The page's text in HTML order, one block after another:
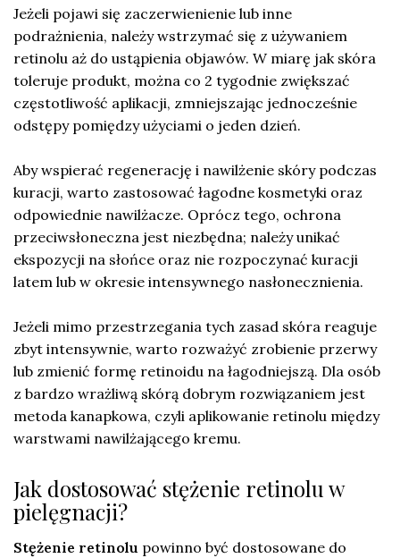
Jeżeli pojawi się zaczerwienienie lub inne
podrażnienia, należy wstrzymać się z używaniem
retinolu aż do ustąpienia objawów. W miarę jak skóra
toleruje produkt, można co 2 tygodnie zwiększać
częstotliwość aplikacji, zmniejszając jednocześnie
odstępy pomiędzy użyciami o jeden dzień.
Aby wspierać regenerację i nawilżenie skóry podczas
kuracji, warto zastosować łagodne kosmetyki oraz
odpowiednie nawilżacze. Oprócz tego, ochrona
przeciwsłoneczna jest niezbędna; należy unikać
ekspozycji na słońce oraz nie rozpoczynać kuracji
latem lub w okresie intensywnego nasłonecznienia.
Jeżeli mimo przestrzegania tych zasad skóra reaguje
zbyt intensywnie, warto rozważyć zrobienie przerwy
lub zmienić formę retinoidu na łagodniejszą. Dla osób
z bardzo wrażliwą skórą dobrym rozwiązaniem jest
metoda kanapkowa, czyli aplikowanie retinolu między
warstwami nawilżającego kremu.
Jak dostosować stężenie retinolu w
pielęgnacji?
Stężenie retinolu powinno być dostosowane do